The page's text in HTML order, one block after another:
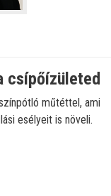
csípőízületed
műtéttel, ami
esélyeit is növeli.